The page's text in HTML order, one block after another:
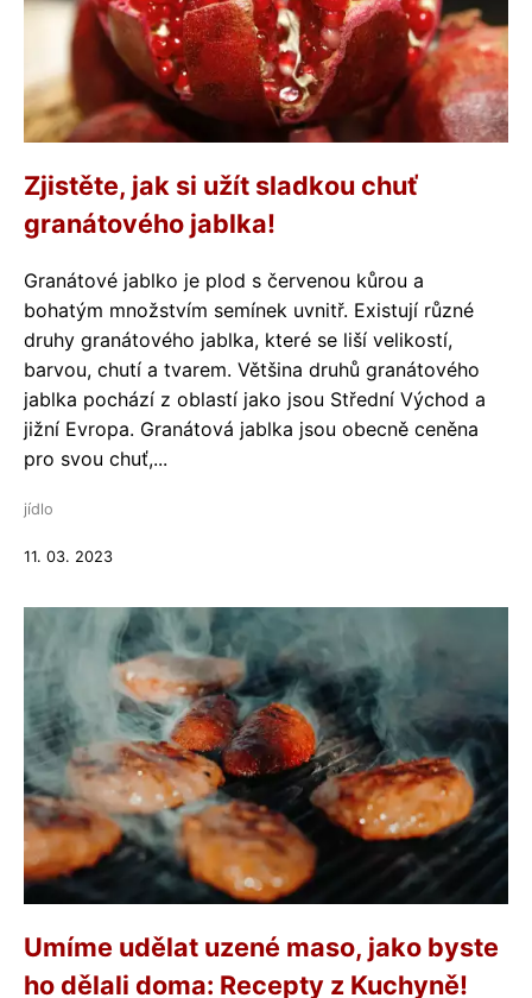
Zjistěte, jak si užít sladkou chuť
granátového jablka!
Granátové jablko je plod s červenou kůrou a
bohatým množstvím semínek uvnitř. Existují různé
druhy granátového jablka, které se liší velikostí,
barvou, chutí a tvarem. Většina druhů granátového
jablka pochází z oblastí jako jsou Střední Východ a
jižní Evropa. Granátová jablka jsou obecně ceněna
pro svou chuť,...
jídlo
11. 03. 2023
Umíme udělat uzené maso, jako byste
ho dělali doma: Recepty z Kuchyně!